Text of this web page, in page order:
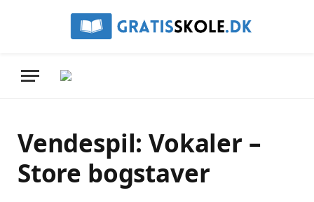
Vendespil: Vokaler –
Store bogstaver